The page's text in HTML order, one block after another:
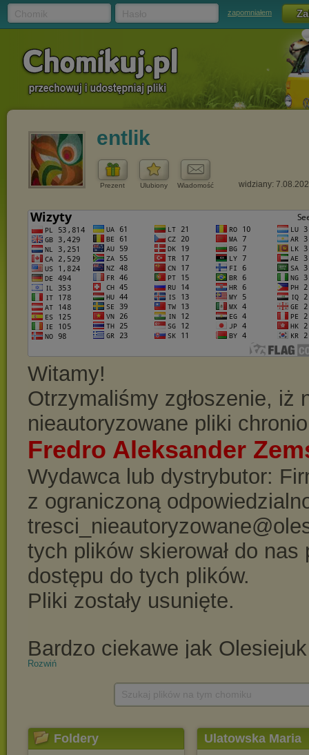
zapomniałem
entlik
Prezent Ulubiony Wiadomość widziany:
Rozwiń
Foldery Ulatowska Maria